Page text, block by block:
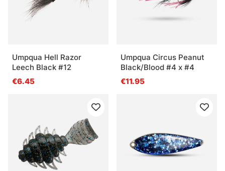
Umpqua Hell Razor
Leech Black #12
€6.45
Umpqua Circus Peanut
Black/Blood #4 x #4
€11.95